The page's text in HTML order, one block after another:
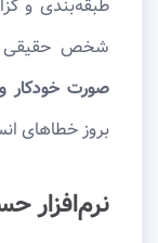
طبقه‌بندی و
شخص حقیقی
صورت خودکار و
بروز خطاهای
نرم‌افزار